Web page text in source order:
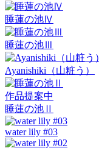
睡蓮の池Ⅳ
睡蓮の池Ⅲ
Ayanishiki（山粧う）
作品提案中
睡蓮の池Ⅱ
water lily #03